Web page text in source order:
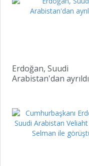
Erdoğan, Suudi
Arabistan'dan ayrıldı